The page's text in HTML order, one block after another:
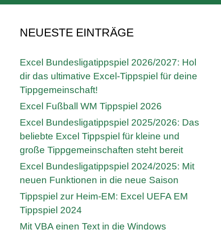
NEUESTE EINTRÄGE
Excel Bundesligatippspiel 2026/2027: Hol
dir das ultimative Excel-Tippspiel für deine
Tippgemeinschaft!
Excel Fußball WM Tippspiel 2026
Excel Bundesligatippspiel 2025/2026: Das
beliebte Excel Tippspiel für kleine und
große Tippgemeinschaften steht bereit
Excel Bundesligatippspiel 2024/2025: Mit
neuen Funktionen in die neue Saison
Tippspiel zur Heim-EM: Excel UEFA EM
Tippspiel 2024
Mit VBA einen Text in die Windows